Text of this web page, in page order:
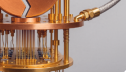
Thorium-Kernübergang wurde
konnte man zeigen, dass sich
lässt, um hochpräzise…